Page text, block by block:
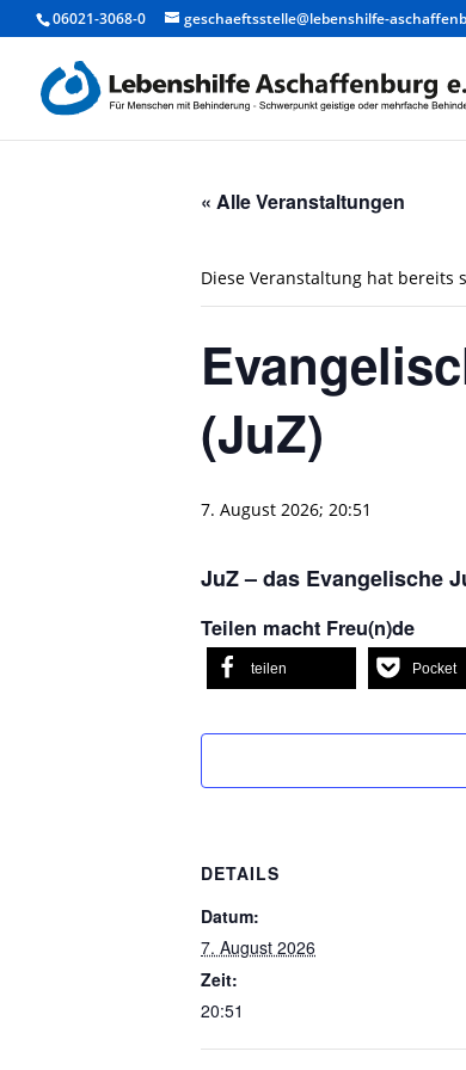
06021-3068-0 geschaeftsstelle@lebenshilfe-
« Alle Veranstaltungen
Diese Veranstaltung hat bereits
(JuZ)
7. August 2026; 20:51
JuZ – das Evangelische
Teilen macht Freu(n)de
teilen Pocket
DETAILS
Datum:
7. August 2026
Zeit:
20:51